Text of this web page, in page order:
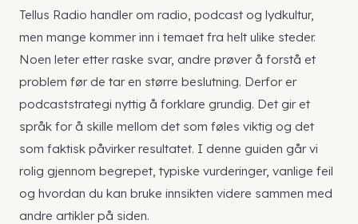
Tellus Radio handler om radio, podcast og lydkultur,
men mange kommer inn i temaet fra helt ulike steder.
Noen leter etter raske svar, andre prøver å forstå et
problem før de tar en større beslutning. Derfor er
podcaststrategi nyttig å forklare grundig. Det gir et
språk for å skille mellom det som føles viktig og det
som faktisk påvirker resultatet. I denne guiden går vi
rolig gjennom begrepet, typiske vurderinger, vanlige feil
og hvordan du kan bruke innsikten videre sammen med
andre artikler på siden.